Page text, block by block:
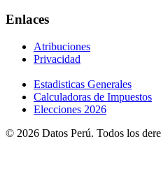
Enlaces
Atribuciones
Privacidad
Estadisticas Generales
Calculadoras de Impuestos
Elecciones 2026
© 2026 Datos Perú. Todos los